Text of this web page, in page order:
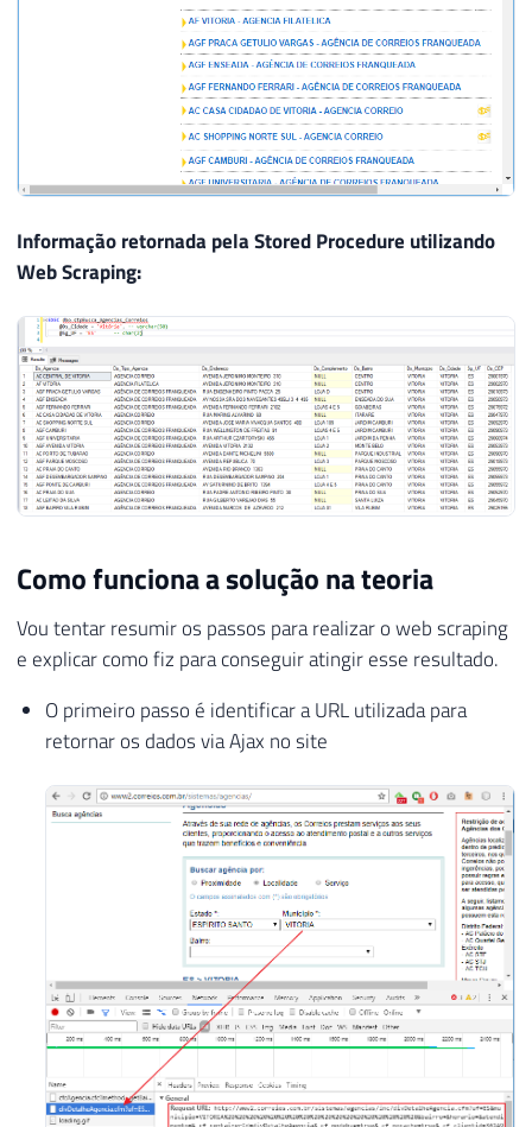
Informação retornada pela Stored Procedure utilizando
Web Scraping:
Como funciona a solução na teoria
Vou tentar resumir os passos para realizar o web scraping
e explicar como fiz para conseguir atingir esse resultado.
O primeiro passo é identificar a URL utilizada para
retornar os dados via Ajax no site